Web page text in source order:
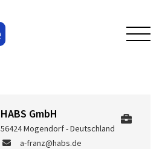
HABS GmbH
56424 Mogendorf - Deutschland
a-franz@habs.de